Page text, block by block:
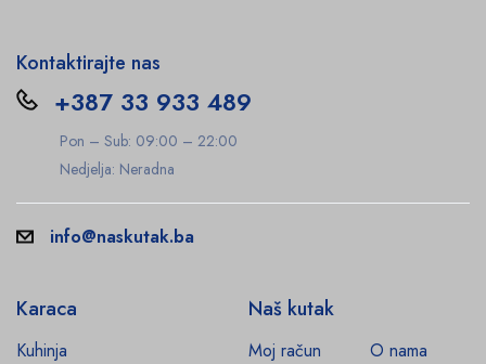
Kontaktirajte nas
+387 33 933 489
Pon – Sub: 09:00 – 22:00
Nedjelja: Neradna
info@naskutak.ba
Karaca
Kuhinja
Naš kutak
Moj račun
O nama